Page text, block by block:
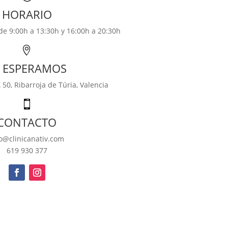
HORARIO
9:00h a 13:30h y 16:00h a 20:30h

50, Ribarroja de Túria, Valencia

619 930 377